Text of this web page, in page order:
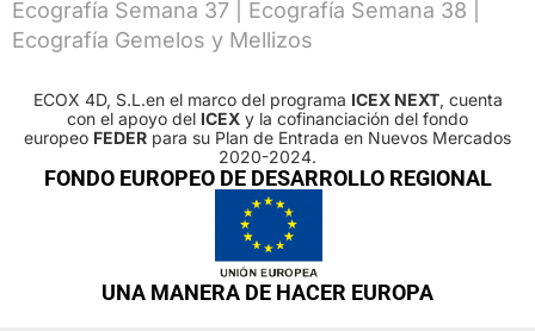
Ecografía Semana 37
Ecografía Semana 38
Ecografía Gemelos y Mellizos
ECOX 4D, S.L.en el marco del programa ICEX NEXT, cuenta
con el apoyo del ICEX y la cofinanciación del fondo
europeo FEDER para su Plan de Entrada en Nuevos Mercados
2020-2024.
FONDO EUROPEO DE DESARROLLO REGIONAL
UNA MANERA DE HACER EUROPA